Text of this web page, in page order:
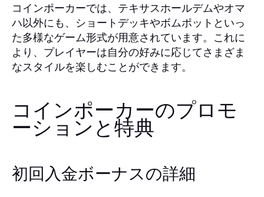
コインポーカーでは、テキサスホールデムやオマ
ハ以外にも、ショートデッキやボムポットといっ
た多様なゲーム形式が用意されています。これに
より、プレイヤーは自分の好みに応じてさまざま
なスタイルを楽しむことができます。
コインポーカーのプロモ
ーションと特典
初回入金ボーナスの詳細